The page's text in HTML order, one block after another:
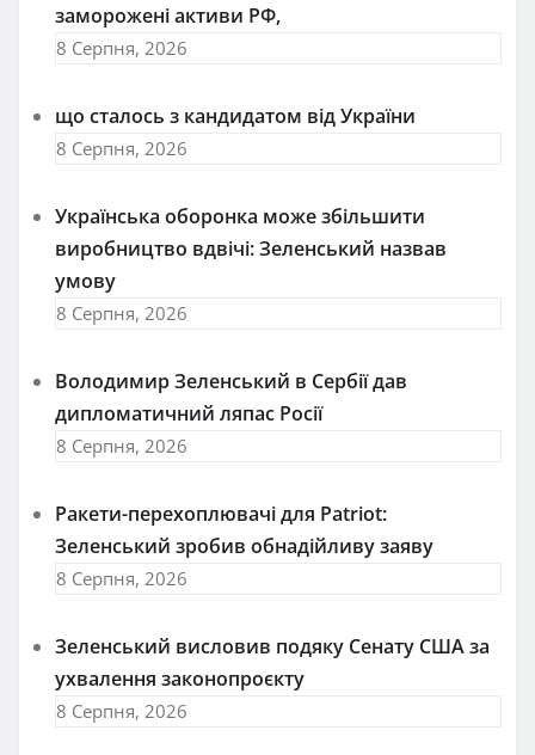
заморожені активи РФ,
8 Серпня, 2026
що сталось з кандидатом від України
8 Серпня, 2026
Українська оборонка може збільшити
виробництво вдвічі: Зеленський назвав
умову
8 Серпня, 2026
Володимир Зеленський в Сербії дав
дипломатичний ляпас Росії
8 Серпня, 2026
Ракети-перехоплювачі для Patriot:
Зеленський зробив обнадійливу заяву
8 Серпня, 2026
Зеленський висловив подяку Сенату США за
ухвалення законопроєкту
8 Серпня, 2026